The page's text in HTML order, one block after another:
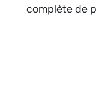
complète de